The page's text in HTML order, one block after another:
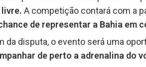
A competição contará com a
de representar a Bahia em
da disputa, o evento será uma
de perto a adrenalina do